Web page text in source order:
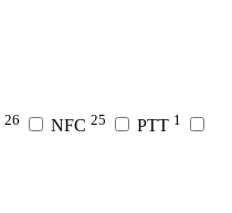
26 NFC 25 PTT 1